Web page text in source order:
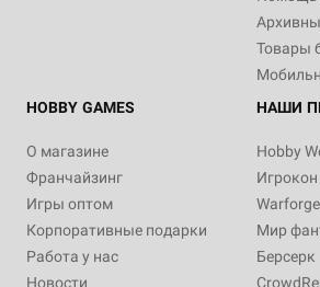
Товары
HOBBY GAMES
О магазине
Франчайзинг
Игры оптом
Корпоративные подарки
Работа у нас
Новости
НАШИ
Hobby
Игрокон
Warforge
Мир
Берсерк